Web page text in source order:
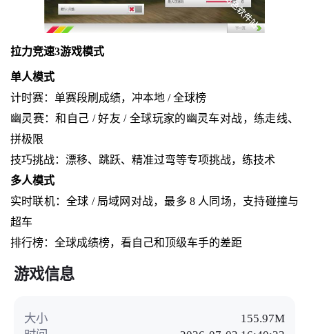
拉力竞速3游戏模式
单人模式
计时赛：单赛段刷成绩，冲本地 / 全球榜
幽灵赛：和自己 / 好友 / 全球玩家的幽灵车对战，练走线、
拼极限
技巧挑战：漂移、跳跃、精准过弯等专项挑战，练技术
多人模式
实时联机：全球 / 局域网对战，最多 8 人同场，支持碰撞与
超车
排行榜：全球成绩榜，看自己和顶级车手的差距
游戏信息
大小
155.97M